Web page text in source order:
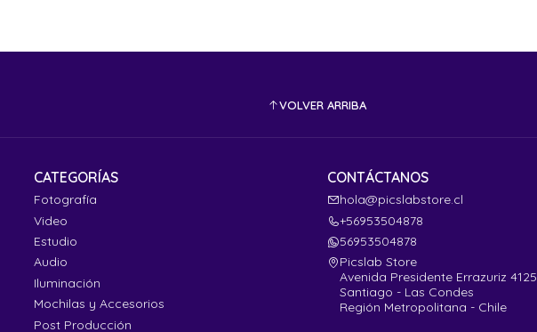
VOLVER ARRIBA
CATEGORÍAS
Fotografía
Video
Estudio
Audio
Iluminación
Mochilas y Accesorios
Post Producción
CONTÁCTANOS
hola@picslabstore.cl
+56953504878
56953504878
Picslab Store
Avenida Presidente Errazuriz 4125
Santiago - Las Condes
Región Metropolitana - Chile